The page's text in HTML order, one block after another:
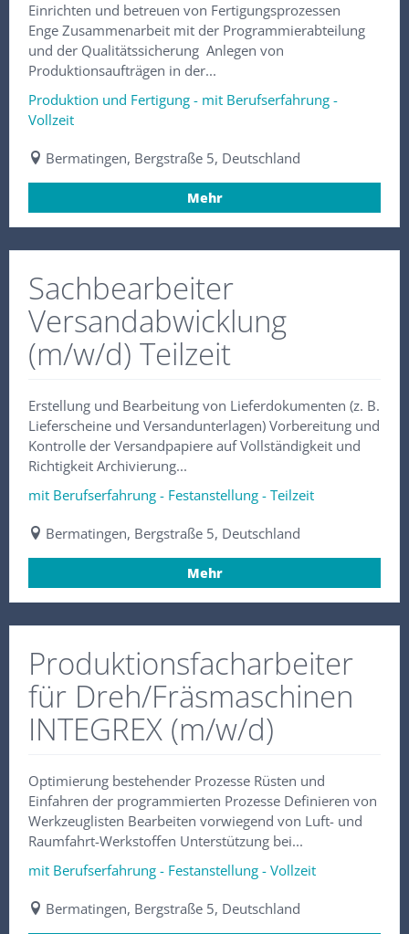
Einrichten und betreuen von Fertigungsprozessen
Enge Zusammenarbeit mit der Programmierabteilung
und der Qualitätssicherung Anlegen von
Produktionsaufträgen in der...
Produktion und Fertigung - mit Berufserfahrung -
Vollzeit
Bermatingen, Bergstraße 5, Deutschland
Mehr
Sachbearbeiter
Versandabwicklung
(m/w/d) Teilzeit
Erstellung und Bearbeitung von Lieferdokumenten (z. B.
Lieferscheine und Versandunterlagen) Vorbereitung und
Kontrolle der Versandpapiere auf Vollständigkeit und
Richtigkeit Archivierung...
mit Berufserfahrung - Festanstellung - Teilzeit
Bermatingen, Bergstraße 5, Deutschland
Mehr
Produktionsfacharbeiter
für Dreh/Fräsmaschinen
INTEGREX (m/w/d)
Optimierung bestehender Prozesse Rüsten und
Einfahren der programmierten Prozesse Definieren von
Werkzeuglisten Bearbeiten vorwiegend von Luft- und
Raumfahrt-Werkstoffen Unterstützung bei...
mit Berufserfahrung - Festanstellung - Vollzeit
Bermatingen, Bergstraße 5, Deutschland